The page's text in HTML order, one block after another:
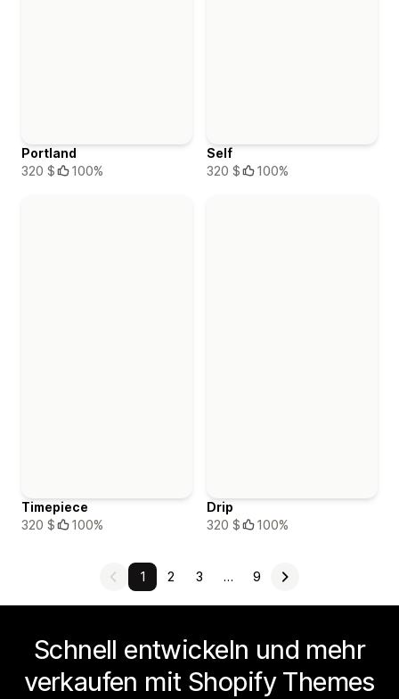
Portland
320 $
100%
Self
320 $
100%
Timepiece
320 $
100%
Drip
320 $
100%
1 2 3 … 9
Schnell entwickeln und mehr
verkaufen mit Shopify Themes